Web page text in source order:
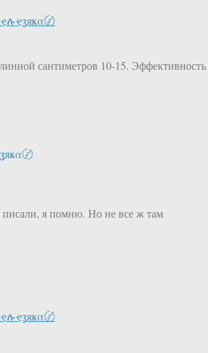
〄
сантиметров 10-15. Эффективность
〄
писали, я помню. Но не все ж там
〄